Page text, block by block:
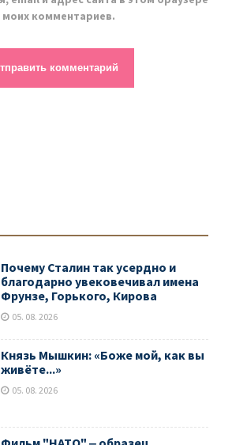
комментариев.
Почему Сталин так усердно и
благодарно увековечивал имена
Фрунзе, Горького, Кирова
05. 08. 2026
Князь Мышкин: «Боже мой, как вы
живёте...»
05. 08. 2026